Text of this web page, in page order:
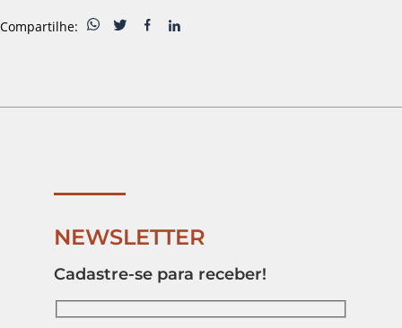
Compartilhe:
NEWSLETTER
Cadastre-se para receber!